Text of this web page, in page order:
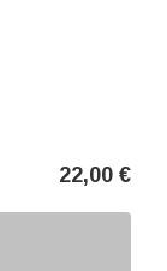
22,00 €